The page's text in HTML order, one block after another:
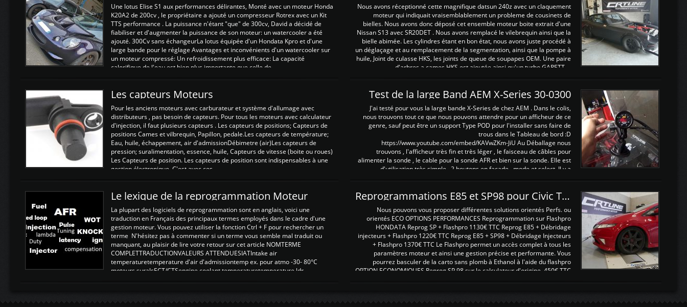
Une lotus Elise S1 aux performances délirantes, Monté avec un moteur Honda
K20A2 de 200cv , le propriétaire a ajouté un compresseur Rotrex avec un Kit
TTS performance . La puissance n'étant "que" de 300cv, David a décidé de
fiabiliser et d'augmenter la puissance de son moteur: un watercooler a été
ajouté. 300Cv sans échangeurLa lotus équipée d'un Hondata Kpro et d'une
large bande pour le réglage Avantages et inconvénients d'un watercooler sur
un moteur compressé: Un refroidissement plus efficace: La capacité
calorifique de l'eau est bien plus importante que celle de ...
Nous avons réceptionné cette magnifique datsun 240z avec un claquement
moteur qui indiquait vraisemblablement un probleme de cousinets de
bielles. Nous avons donc déposé cet ensemble moteur boite extrait d'une
Nissan S13 avec SR20DET . Nous avons remplacé le vilebrequin ainsi que la
bielle abimée. Les cylindres étant en bon état, nous avons juste procédé à
un déglaçage et au remplacement de la segmentation, ainsi que la pompe à
huile, Joint de culasse HKS, les joints de queue de soupapes OEM. Une paire
d'arbres a cames HKS est ajoutée ainsi qu'un turbo GARETT ...
Les capteurs Moteurs
Pour les anciens moteurs avec carburateur et système d'allumage avec
distributeurs , pas besoin de capteurs. Pour tous les moteurs avec calculateur
d'injection, il faut plusieurs capteurs . Les capteurs de positions; Capteurs de
positions Cames et vilbrequin, Papillon, pedale.Les capteurs de température;
Eau, huile, échappement, air d'admissionDébimetre (air)Les capteurs de
pression; suralimentation, essence, huile, Capteurs de vitesse (boite ou roues)
Les Capteurs de position. Les capteurs de position sont indispensables à une
gestion électronique. C'est avec ces ...
Test de la large Band AEM X-Series 30-0300
J'ai testé pour vous la large bande X-Series de chez AEM . Dans le colis,
nous trouvons tout ce que nous pouvons attendre pour un afficheur de ce
genre, sauf peut être un support Type POD pour l'installer sans faire de
trous dans le Tableau de bord :D
https://www.youtube.com/embed/KAVwZKm-JiU Au Déballage nous
trouvons , l'afficheur très fin et très léger , le faisceau de câbles pour
alimenter la sonde , le cable pour la sonde AFR et bien sur la sonde. Elle est
d'utilisation très simple , 2 boutons en façade , mode et select. Il y a
Le lexique de la reprogrammation Moteur
La plupart des logiciels de reprogrammation sont en anglais, voici une
traduction en Français des principaux termes employés dans le cadre d'une
gestion moteur. Vous pouvez utiliser la fonction Ctrl + F pour rechercher un
terme N'hésitez pas à commenter si un terme vous semble mal traduit ou
manquant, au plaisir de lire votre retour sur cet article NOMTERME
COMPLETTRADUCTIONVALEURS ATTENDUESIATIntake air
temperaturetemperature d'air d'admissiontemp ex. pour atmo -30- 80°C
moteurs suralsECT/CTSengine coolant temperaturetemperature ldr
Reprogrammations E85 et SP98 pour Civic Type R FN2
Nous pouvons vous proposer différentes solutions orientés Perfs. ou
orientés ECO OPTIONS PERFORMANCES Reprogrammation sur Flashpro
HONDATA Reprog SP + Flashpro 1130€ TTC Reprog E85 + Débridage
injecteurs + Flashpro 1220€ TTC Reprog E85 + SP98 + Débridage Injecteurs
+ Flashpro 1370€ TTC Le Flashpro permet un accès complet à tous les
paramètres moteur et ainsi une gestion précise et performante. Vous
pourrez basculer de la carto sans plomb à Ethanol à l'aide du flashpro
OPTION ECONOMIQUES Reprog SP 98 sur le calculateur d'origine 450€ TTC